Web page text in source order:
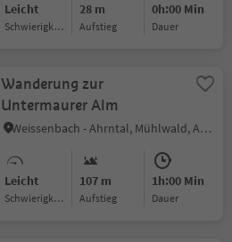
Leicht
Schwierigkeitsgrad
28 m
Aufstieg
0h:00 Min
Dauer
Wanderung zur
Untermaurer Alm
Weissenbach - Ahrntal, Mühlwald, Ahrntal
Leicht
Schwierigkeitsgrad
107 m
Aufstieg
1h:00 Min
Dauer